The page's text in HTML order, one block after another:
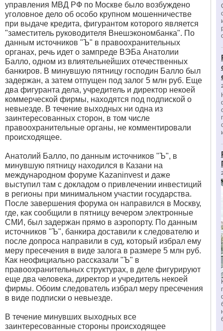
управления МВД РФ по Москве было возбуждено
уголовное дело об особо крупном мошенничестве
при выдаче кредита, фигурантом которого является
"заместитель руководителя Внешэкономбанка". По
данным источников "Ъ" в правоохранительных
органах, речь идет о зампреде ВЭБа Анатолии
Балло, одном из влиятельнейших отечественных
банкиров. В минувшую пятницу господин Балло был
задержан, а затем отпущен под залог 5 млн руб. Еще
два фигуранта дела, учредитель и директор некоей
коммерческой фирмы, находятся под подпиской о
невыезде. В течение выходных ни одна из
заинтересованных сторон, в том числе
правоохранительные органы, не комментировали
происходящее.
Анатолий Балло, по данным источников "Ъ", в
минувшую пятницу находился в Казани на
международном форуме Kazaninvest и даже
выступил там с докладом о привлечении инвестиций
в регионы при минимальном участии государства.
После завершения форума он направился в Москву,
где, как сообщили в пятницу вечером электронные
СМИ, был задержан прямо в аэропорту. По данным
источников "Ъ", банкира доставили к следователю и
после допроса направили в суд, который избрал ему
меру пресечения в виде залога в размере 5 млн руб.
Как неофициально рассказали "Ъ" в
правоохранительных структурах, в деле фигурируют
еще два человека, директор и учредитель некоей
фирмы. Обоим следователь избрал меру пресечения
в виде подписки о невыезде.
В течение минувших выходных все
заинтересованные стороны происходящее